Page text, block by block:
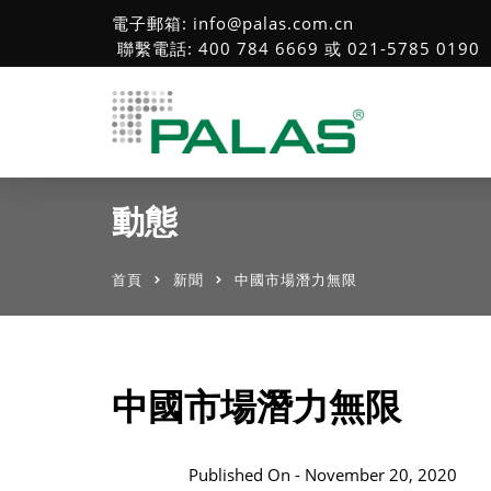
電子郵箱: info@palas.com.cn
聯繫電話: 400 784 6669 或 021-5785 0190
動態
首頁 新聞 中國市場潛力無限
中國市場潛力無限
Published On - November 20, 2020